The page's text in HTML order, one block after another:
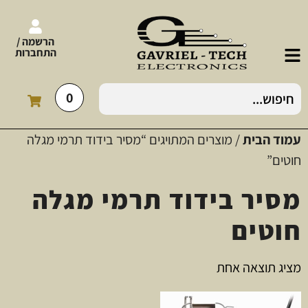
הרשמה /
התחברות
0
עמוד הבית/ מוצרים המתויגים “מסיר בידוד תרמי מגלה
חוטים”
מסיר בידוד תרמי מגלה
חוטים
מציג תוצאה אחת